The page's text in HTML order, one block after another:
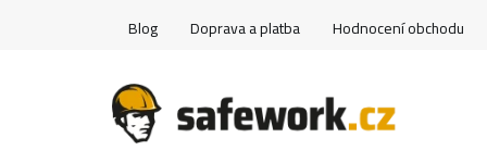
Blog Doprava a platba Hodnocení obchodu